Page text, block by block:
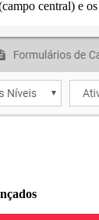
central) e